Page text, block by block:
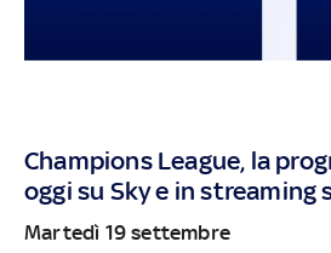
Champions League, la
oggi su Sky e in streaming
Martedì 19 settembre